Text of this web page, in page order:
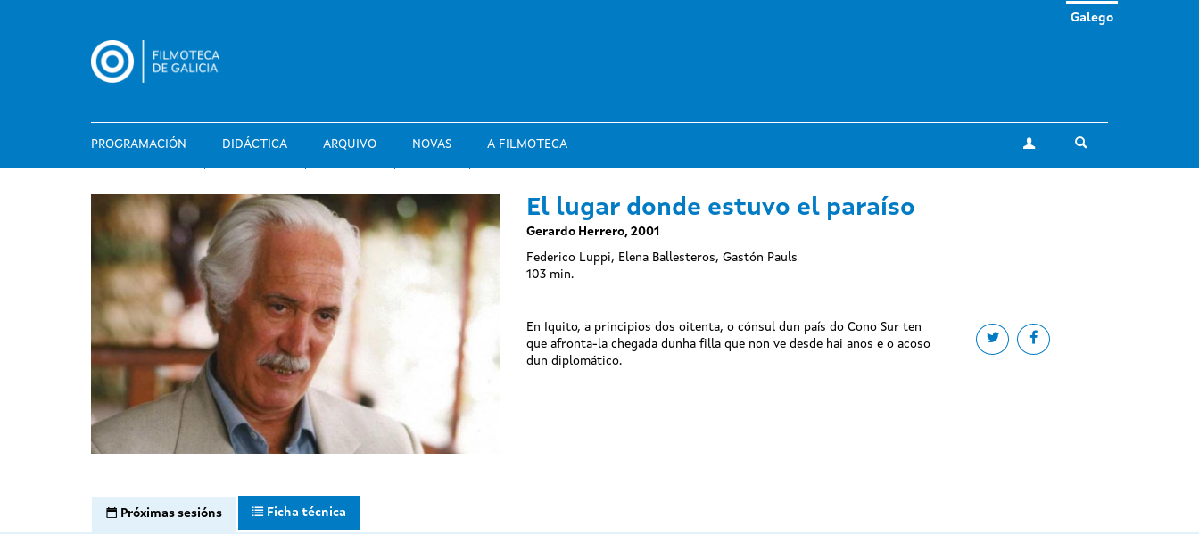
PROGRAMACIÓN DIDÁCTICA ARQUIVO NOVAS A FILMOTECA A miña conta
Galego
El lugar donde estuvo el paraíso
Gerardo Herrero, 2001
Federico Luppi, Elena Ballesteros, Gastón Pauls
103 min.
Share on twitter
Share on facebook
En Iquito, a principios dos oitenta, o cónsul dun país do Cono Sur ten
que afronta-la chegada dunha filla que non ve desde hai anos e o acoso
dun diplomático.
Próximas sesións Ficha técnica